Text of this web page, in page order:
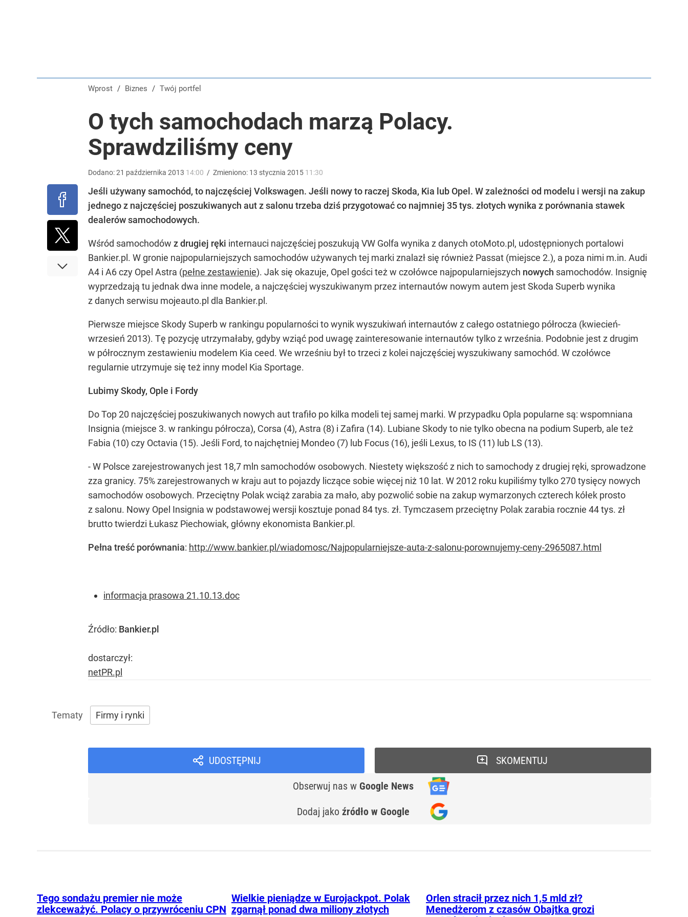
„Nie chodzi o zemstę”. Mocny apel w sprawie ofiar rzezi wołyńskiej
Wprost / Biznes / Twój portfel
O tych samochodach marzą Polacy.
Sprawdziliśmy ceny
Dodano:21 października 2013 14:00 / Zmieniono: 13 stycznia 2015 11:30
Jeśli używany samochód, to najczęściej Volkswagen. Jeśli nowy to raczej Skoda, Kia lub Opel. W zależności od modelu i wersji na zakup
jednego z najczęściej poszukiwanych aut z salonu trzeba dziś przygotować co najmniej 35 tys. złotych wynika z porównania stawek
dealerów samochodowych.
Wśród samochodów z drugiej ręki internauci najczęściej poszukują VW Golfa wynika z danych otoMoto.pl, udostępnionych portalowi
Bankier.pl. W gronie najpopularniejszych samochodów używanych tej marki znalazł się również Passat (miejsce 2.), a poza nimi m.in. Audi
A4 i A6 czy Opel Astra (pełne zestawienie). Jak się okazuje, Opel gości też w czołówce najpopularniejszych nowych samochodów. Insignię
wyprzedzają tu jednak dwa inne modele, a najczęściej wyszukiwanym przez internautów nowym autem jest Skoda Superb wynika
z danych serwisu mojeauto.pl dla Bankier.pl.
Pierwsze miejsce Skody Superb w rankingu popularności to wynik wyszukiwań internautów z całego ostatniego półrocza (kwiecień-
wrzesień 2013). Tę pozycję utrzymałaby, gdyby wziąć pod uwagę zainteresowanie internautów tylko z września. Podobnie jest z drugim
w półrocznym zestawieniu modelem Kia ceed. We wrześniu był to trzeci z kolei najczęściej wyszukiwany samochód. W czołówce
regularnie utrzymuje się też inny model Kia Sportage.
Lubimy Skody, Ople i Fordy
Do Top 20 najczęściej poszukiwanych nowych aut trafiło po kilka modeli tej samej marki. W przypadku Opla popularne są: wspomniana
Insignia (miejsce 3. w rankingu półrocza), Corsa (4), Astra (8) i Zafira (14). Lubiane Skody to nie tylko obecna na podium Superb, ale też
Fabia (10) czy Octavia (15). Jeśli Ford, to najchętniej Mondeo (7) lub Focus (16), jeśli Lexus, to IS (11) lub LS (13).
- W Polsce zarejestrowanych jest 18,7 mln samochodów osobowych. Niestety większość z nich to samochody z drugiej ręki, sprowadzone
zza granicy. 75% zarejestrowanych w kraju aut to pojazdy liczące sobie więcej niż 10 lat. W 2012 roku kupiliśmy tylko 270 tysięcy nowych
samochodów osobowych. Przeciętny Polak wciąż zarabia za mało, aby pozwolić sobie na zakup wymarzonych czterech kółek prosto
z salonu. Nowy Opel Insignia w podstawowej wersji kosztuje ponad 84 tys. zł. Tymczasem przeciętny Polak zarabia rocznie 44 tys. zł
brutto twierdzi Łukasz Piechowiak, główny ekonomista Bankier.pl.
Pełna treść porównania: http://www.bankier.pl/wiadomosc/Najpopularniejsze-auta-z-salonu-porownujemy-ceny-2965087.html
informacja prasowa 21.10.13.doc
Źródło: Bankier.pl
dostarczył:
netPR.pl
Firmy i rynki
UDOSTĘPNIJ
Obserwuj nas w Google News
Dodaj jako źródło w Google
SKOMENTUJ
Tego sondażu premier nie może
zlekceważyć. Polacy o przywróceniu CPN
Wielkie pieniądze w Eurojackpot. Polak
zgarnął ponad dwa miliony złotych
Orlen stracił przez nich 1,5 mld zł?
Menedżerom z czasów Obajtka grozi